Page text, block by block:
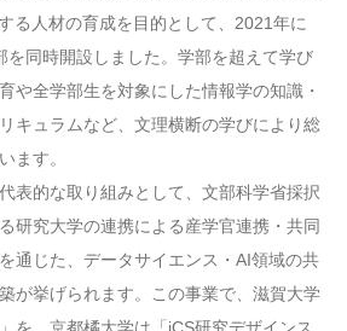
る人材の育成を目的として、2021年に
を同時開設しました。学部を超えて学び
や全学部生を対象にした情報学の知識・
キュラムなど、文理横断の学びにより総
ます。
表的な取り組みとして、文部科学省採択
研究大学の連携による産学官連携・共同
通じた、データサイエンス・AI領域の共
が挙げられます。この事業で、滋賀大学
を、京都橘大学は「iCS研究デザインス